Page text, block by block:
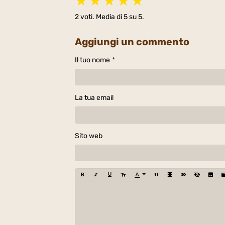
2voti. Media di5su 5.
Aggiungi un commento
Il tuo nome
La tua email
Sito web